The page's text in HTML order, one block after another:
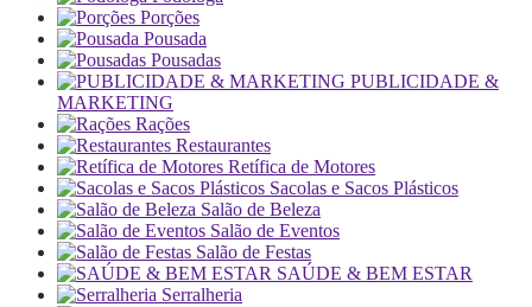
Porções
Pousada
Pousadas
PUBLICIDADE &
MARKETING
Rações
Restaurantes
Retífica de Motores
Sacolas e Sacos Plásticos
Salão de Beleza
Salão de Eventos
Salão de Festas
SAÚDE & BEM ESTAR
Serralheria